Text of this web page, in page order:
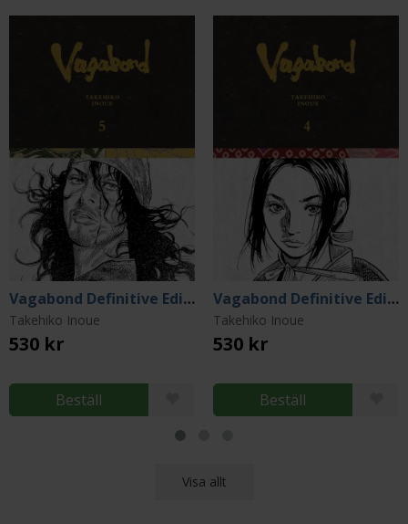
Vagabond Definitive Edition, Vol. 5
Takehiko Inoue
530 kr
Beställ
Vagabond Definitive Edition, Vol. 4
Takehiko Inoue
530 kr
Beställ
Visa allt